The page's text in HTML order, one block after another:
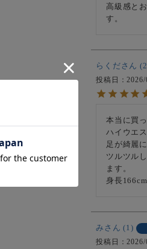
高級感と
す。
らくだ
投稿日
本当に買
ハイウエ
足が綺麗
ツルツル
ます。
身長
み 1
投稿日